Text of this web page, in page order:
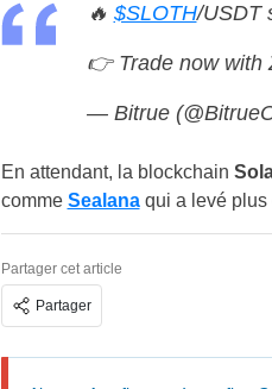
🔥 $SLOTH/USDT
👉 Trade now with
— Bitrue
En attendant, la blockchain
comme Sealanaqui a levé plus
Partager cet article
Partager